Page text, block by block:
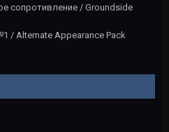
сопротивление / Groundside
/ Alternate Appearance Pack